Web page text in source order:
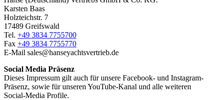
Karsten Baas
Holzteichstr. 7
17489 Greifswald
Tel. +49 3834 7755700
Fax +49 3834 7755770
E-Mail sales@hanseyachtsvertrieb.de
Social Media Präsenz
Dieses Impressum gilt auch für unsere Facebook- und Instagram-
Präsenz, sowie für unseren YouTube-Kanal und alle weiteren
Social-Media Profile.